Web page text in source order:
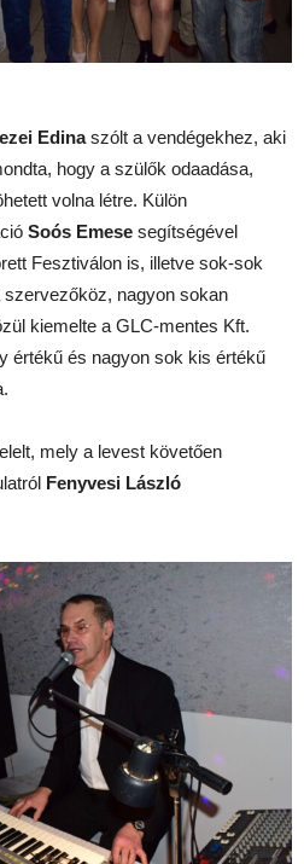
Edinaszólt a vendégekhez, aki
hogy a szülők odaadása,
volna létre. Külön
Soós Emese segítségével
Fesztiválon is, illetve sok-sok
nagyon sokan
kiemelte a GLC-mentes Kft.
értékű és nagyon sok kis értékű
mely a levest követően
Fenyvesi László